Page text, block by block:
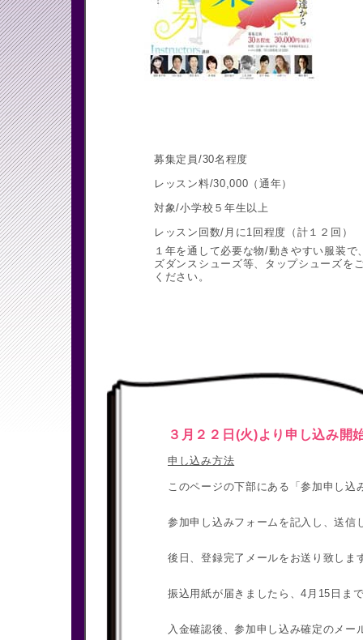
募集定員/30名程度
レッスン料/30,000（通年）
対象/小学校５年生以上
レッスン回数/月に1回程度（計１２回）
１年を通して必要な物/動きやすい服装で
ズダンスシューズ等、タップシューズを
ください。
３月２２日(火)より申し込み開
申し込み方法
このページの下部にある「参加申し込
参加申し込みフォームを記入し、送信
後日、登録完了メールをお送り致しま
振込用紙が届きましたら、4月15日ま
入金確認後、参加申し込み確定のメー